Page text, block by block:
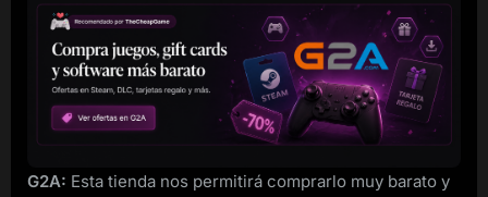
G2A: Esta tienda nos permitirá comprarlo muy barato y